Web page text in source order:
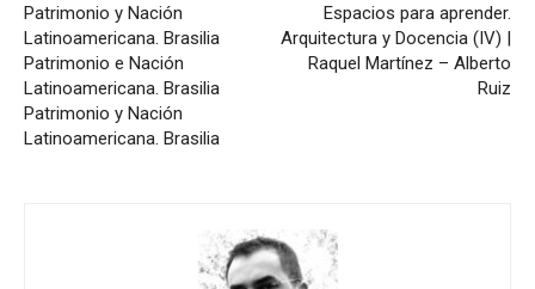
Patrimonio y Nación
Latinoamericana. Brasilia
Patrimonio e Nación
Latinoamericana. Brasilia
Patrimonio y Nación
Latinoamericana. Brasilia
Espacios para aprender.
Arquitectura y Docencia (IV) |
Raquel Martínez – Alberto
Ruiz